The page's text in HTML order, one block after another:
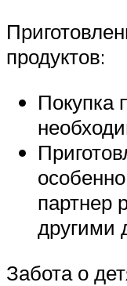
продуктов:
Покупка
партнер
другими
Забота о